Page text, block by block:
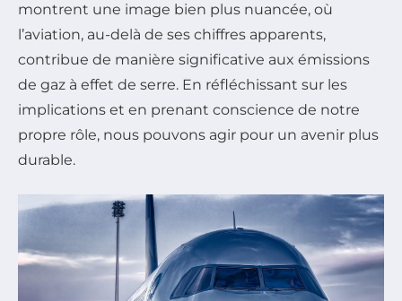
montrent une image bien plus nuancée, où
l’aviation, au-delà de ses chiffres apparents,
contribue de manière significative aux émissions
de gaz à effet de serre. En réfléchissant sur les
implications et en prenant conscience de notre
propre rôle, nous pouvons agir pour un avenir plus
durable.